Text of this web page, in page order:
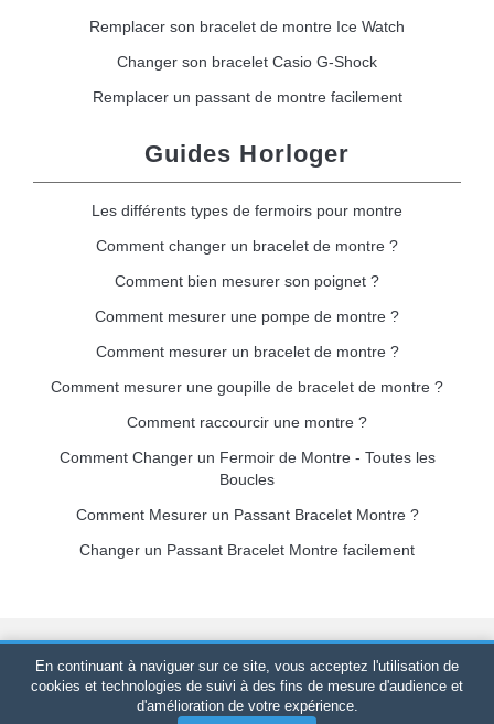
Remplacer son bracelet de montre Ice Watch
Changer son bracelet Casio G-Shock
Remplacer un passant de montre facilement
Guides Horloger
Les différents types de fermoirs pour montre
Comment changer un bracelet de montre ?
Comment bien mesurer son poignet ?
Comment mesurer une pompe de montre ?
Comment mesurer un bracelet de montre ?
Comment mesurer une goupille de bracelet de montre ?
Comment raccourcir une montre ?
Comment Changer un Fermoir de Montre - Toutes les
Boucles
Comment Mesurer un Passant Bracelet Montre ?
Changer un Passant Bracelet Montre facilement
Bracelet-de-montre.com© 2026Tous droits réservés-SIRET
520 247 727 000 57 -Plateforme Juridique : BP 20075 - 31121
PORTET PDC - France Métropolitaine-Vente en ligne
En continuant à naviguer sur ce site, vous acceptez l'utilisation de
cookies et technologies de suivi à des fins de mesure d'audience et
d'amélioration de votre expérience.